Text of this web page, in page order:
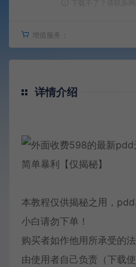
增值服务：
详情介绍
本教程仅供揭秘之用，
小白请勿下单！
购买者如作他用所承受的
由使用者自己负责（下载